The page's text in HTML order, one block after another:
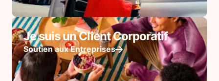
Je suis un Client Corporatif
Soutien aux Entreprises